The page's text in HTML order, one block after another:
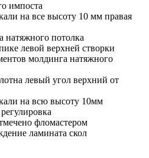
импоста
на все высоту 10 мм правая
натяжного потолка
левой верхней створки
молдинга натяжного
левый угол верхний от
на всю высоту 10мм
фломастером
ламината скол